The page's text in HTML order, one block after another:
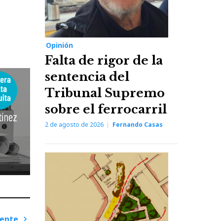
Opinión
Falta de rigor de la
sentencia del
Tribunal Supremo
sobre el ferrocarril
2 de agosto de 2026 Fernando Casas